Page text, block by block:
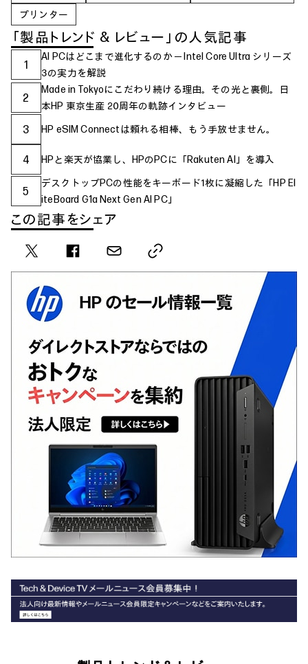
プリンター
「製品トレンド & レビュー」の人気記事
1
AI PCはどこまで進化するのか ─ Intel Core Ultra シリーズ
3の実力を解説
2
Made in Tokyoにこだわり続ける理由。その光と裏側。日
本HP 東京生産 20周年の軌跡インタビュー
3 HP eSIM Connectは頼れる相棒、もう手放せません。
4 HPと楽天が協業し、HPのPCに「Rakuten AI」を導入
5
デスクトップPCの性能をキーボード1枚に凝縮した「HP El
iteBoard G1a Next Gen AI PC」
この記事をシェア